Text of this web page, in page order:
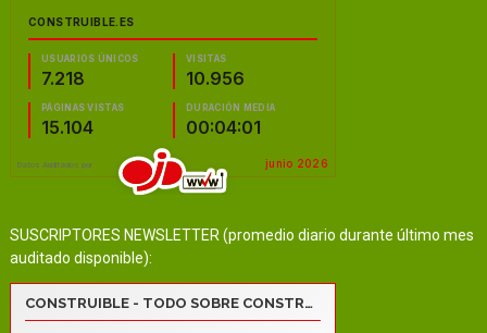
SUSCRIPTORES NEWSLETTER (promedio diario durante último mes
auditado disponible):